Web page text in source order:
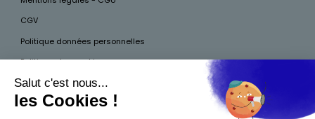
CGV
Politique données personnelles
Politique des cookies
Accessibilité